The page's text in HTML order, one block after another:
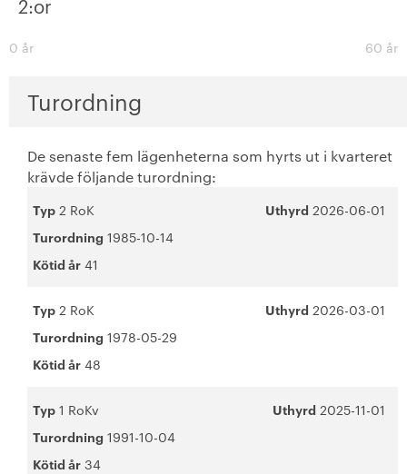
2:or
0 år 60 år
Turordning
De senaste fem lägenheterna som hyrts ut i kvarteret
krävde följande turordning:
Typ 2 RoK Uthyrd 2026-06-01
Turordning 1985-10-14
Kötid år 41
Typ 2 RoK Uthyrd 2026-03-01
Turordning 1978-05-29
Kötid år 48
Typ 1 RoKv Uthyrd 2025-11-01
Turordning 1991-10-04
Kötid år 34